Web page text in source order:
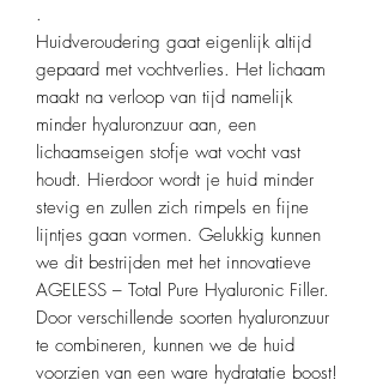
.
Huidveroudering gaat eigenlijk altijd
gepaard met vochtverlies. Het lichaam
maakt na verloop van tijd namelijk
minder hyaluronzuur aan, een
lichaamseigen stofje wat vocht vast
houdt. Hierdoor wordt je huid minder
stevig en zullen zich rimpels en fijne
lijntjes gaan vormen. Gelukkig kunnen
we dit bestrijden met het innovatieve
AGELESS – Total Pure Hyaluronic Filler.
Door verschillende soorten hyaluronzuur
te combineren, kunnen we de huid
voorzien van een ware hydratatie boost!